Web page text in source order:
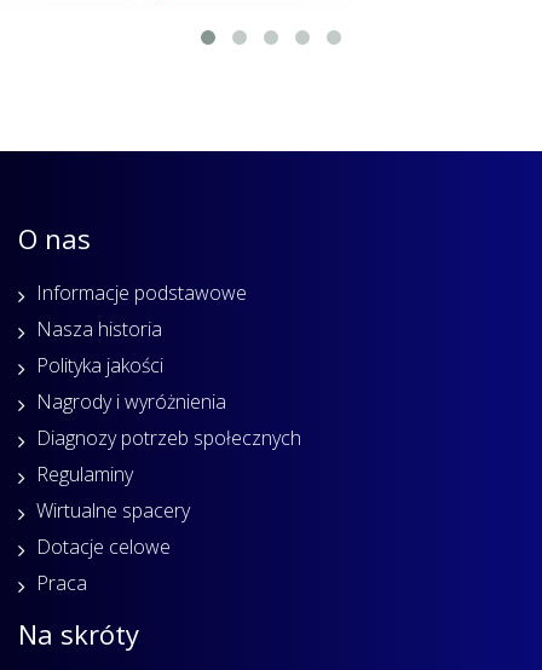
O nas
Informacje podstawowe
Nasza historia
Polityka jakości
Nagrody i wyróżnienia
Diagnozy potrzeb społecznych
Regulaminy
Wirtualne spacery
Dotacje celowe
Praca
Na skróty